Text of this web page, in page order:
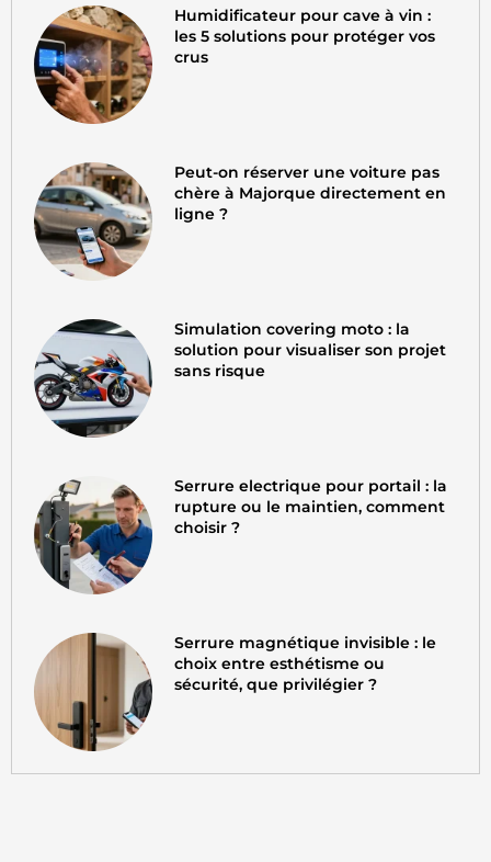
Humidificateur pour cave à vin :
les 5 solutions pour protéger vos
crus
Peut-on réserver une voiture pas
chère à Majorque directement en
ligne ?
Simulation covering moto : la
solution pour visualiser son projet
sans risque
Serrure electrique pour portail : la
rupture ou le maintien, comment
choisir ?
Serrure magnétique invisible : le
choix entre esthétisme ou
sécurité, que privilégier ?